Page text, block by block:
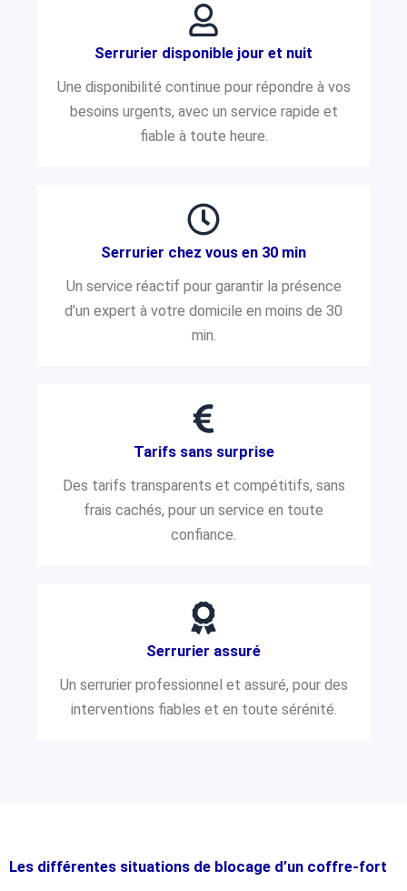
Serrurier disponible jour et nuit
Une disponibilité continue pour répondre à vos
besoins urgents, avec un service rapide et
fiable à toute heure.
Serrurier chez vous en 30 min
Un service réactif pour garantir la présence
d’un expert à votre domicile en moins de 30
min.
Tarifs sans surprise
Des tarifs transparents et compétitifs, sans
frais cachés, pour un service en toute
confiance.
Serrurier assuré
Un serrurier professionnel et assuré, pour des
interventions fiables et en toute sérénité.
Les différentes situations de blocage d’un coffre-fort